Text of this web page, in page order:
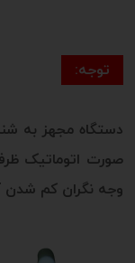
توجه:
دستگاه مجهز به
صورت اتوماتیک
وجه نگران کم شدن